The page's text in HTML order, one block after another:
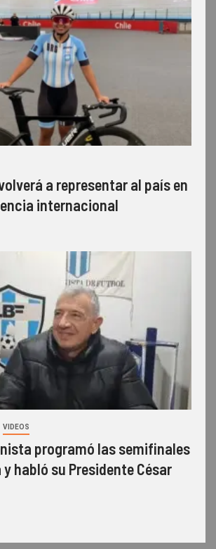
a representar al país en
internacional
VIDEOS
programó las semifinales
habló su Presidente César